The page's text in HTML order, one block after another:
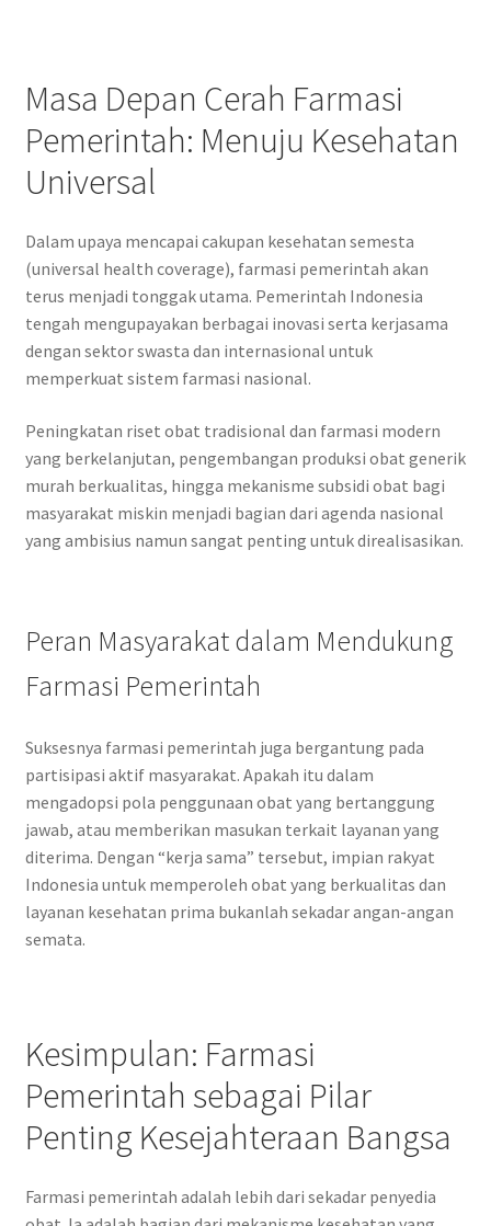
Masa Depan Cerah Farmasi
Pemerintah: Menuju Kesehatan
Universal
Dalam upaya mencapai cakupan kesehatan semesta
(universal health coverage), farmasi pemerintah akan
terus menjadi tonggak utama. Pemerintah Indonesia
tengah mengupayakan berbagai inovasi serta kerjasama
dengan sektor swasta dan internasional untuk
memperkuat sistem farmasi nasional.
Peningkatan riset obat tradisional dan farmasi modern
yang berkelanjutan, pengembangan produksi obat generik
murah berkualitas, hingga mekanisme subsidi obat bagi
masyarakat miskin menjadi bagian dari agenda nasional
yang ambisius namun sangat penting untuk direalisasikan.
Peran Masyarakat dalam Mendukung
Farmasi Pemerintah
Suksesnya farmasi pemerintah juga bergantung pada
partisipasi aktif masyarakat. Apakah itu dalam
mengadopsi pola penggunaan obat yang bertanggung
jawab, atau memberikan masukan terkait layanan yang
diterima. Dengan “kerja sama” tersebut, impian rakyat
Indonesia untuk memperoleh obat yang berkualitas dan
layanan kesehatan prima bukanlah sekadar angan-angan
semata.
Kesimpulan: Farmasi
Pemerintah sebagai Pilar
Penting Kesejahteraan Bangsa
Farmasi pemerintah adalah lebih dari sekadar penyedia